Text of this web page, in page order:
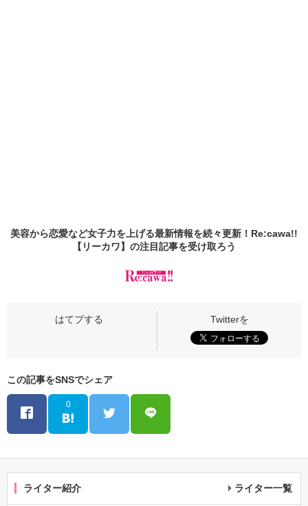
美容から恋愛など女子力を上げる最新情報を続々更新！Re:cawa!!
【リーカワ】の注目記事を受け取ろう
この記事をSNSでシェア
0
ライター紹介 ライター一覧